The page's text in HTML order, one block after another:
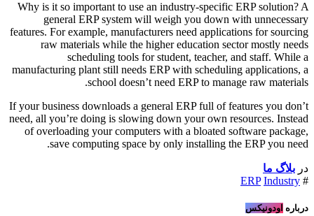
Why is it so important to use an industry-specific ERP solution? A
general ERP system will weigh you down with unnecessary
features. For example, manufacturers need applications for sourcing
raw materials while the higher education sector mostly needs
scheduling tools for student, teacher, and staff. While a
manufacturing plant still needs ERP with scheduling applications, a
school doesn’t need ERP to manage raw materials.
If your business downloads a general ERP full of features you don’t
need, all you’re doing is slowing down your own resources. Instead
of overloading your computers with a bloated software package,
save computing space by only installing the ERP you need.
در بلاگ ما
#
ERP Industry
درباره اودونیکس